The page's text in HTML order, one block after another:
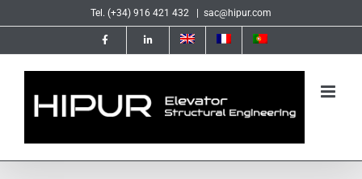
contenido
Tel. (+34) 916 421 432 sac@hipur.com